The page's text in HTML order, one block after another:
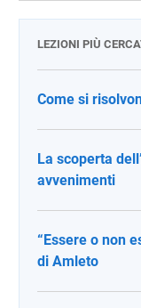
LEZIONI PIÙ
Come si
La scoperta
avvenimenti
“Essere o non
di Amleto